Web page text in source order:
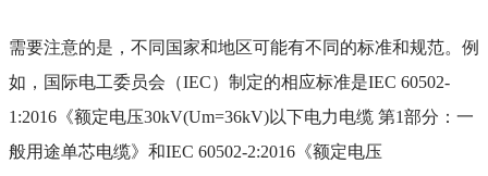
需要注意的是，不同国家和地区可能有不同的标准和规范。例
如，国际电工委员会（IEC）制定的相应标准是IEC 60502-
1:2016 《额定电压30kV(Um=36kV)以下电力电缆 第1部分：一
般用途单芯电缆》和IEC 60502-2:2016 《额定电压